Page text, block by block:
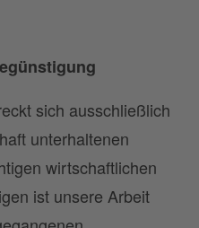
sich ausschließlich
unterhaltenen
wirtschaftlichen
ist unsere Arbeit